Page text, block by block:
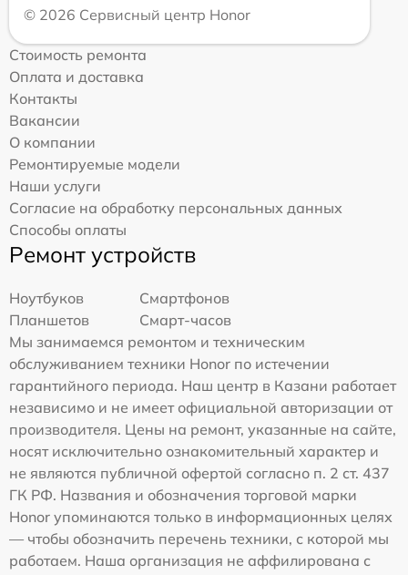
© 2026 Сервисный центр Honor
Стоимость ремонта
Оплата и доставка
Контакты
Вакансии
О компании
Ремонтируемые модели
Наши услуги
Согласие на обработку персональных данных
Способы оплаты
Ремонт устройств
Ноутбуков
Смартфонов
Планшетов
Смарт-часов
Мы занимаемся ремонтом и техническим
обслуживанием техники Honor по истечении
гарантийного периода. Наш центр в Казани работает
независимо и не имеет официальной авторизации от
производителя. Цены на ремонт, указанные на сайте,
носят исключительно ознакомительный характер и
не являются публичной офертой согласно п. 2 ст. 437
ГК РФ. Названия и обозначения торговой марки
Honor упоминаются только в информационных целях
— чтобы обозначить перечень техники, с которой мы
работаем. Наша организация не аффилирована с